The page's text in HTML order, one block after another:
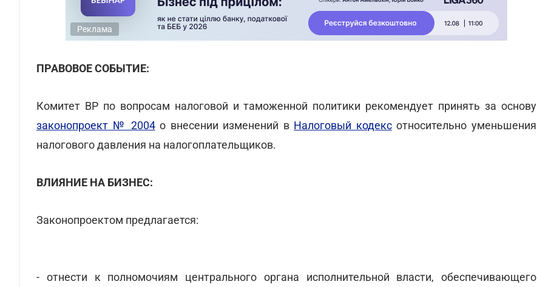
Реклама
ПРАВОВОЕ СОБЫТИЕ:
Комитет ВР по вопросам налоговой и таможенной политики рекомендует принять за основу
законопроект № 2004о внесении изменений в Налоговый кодексотносительно уменьшения
налогового давления на налогоплательщиков.
ВЛИЯНИЕ НА БИЗНЕС:
Законопроектом предлагается:
- отнести к полномочиям центрального органа исполнительной власти, обеспечивающего